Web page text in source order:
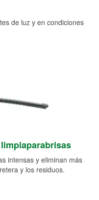
de luz y en condiciones
intensas y eliminan más
y los residuos.